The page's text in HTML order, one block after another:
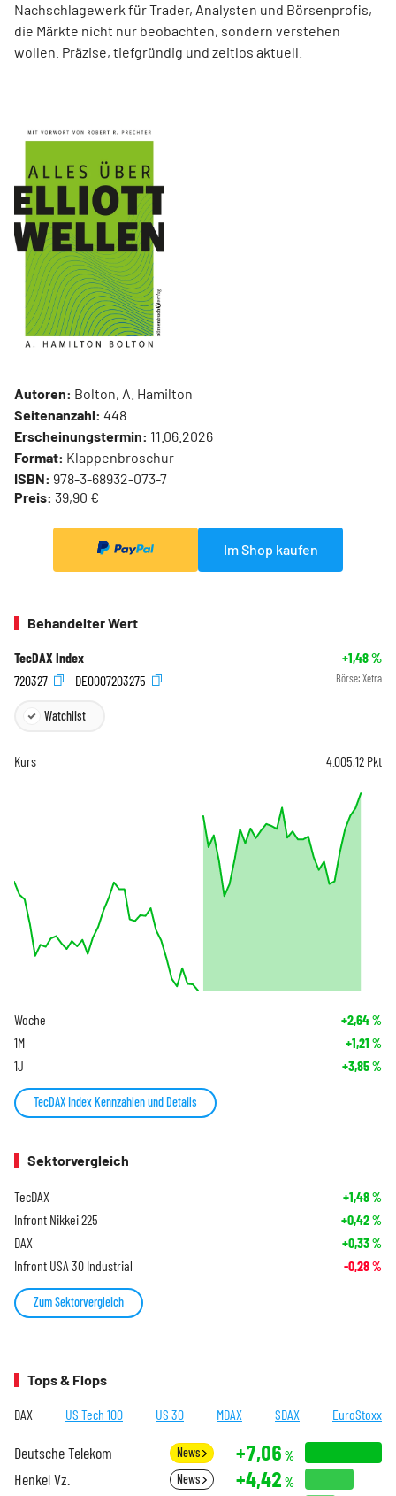
Nachschlagewerk für Trader, Analysten und Börsenprofis,
die Märkte nicht nur beobachten, sondern verstehen
wollen. Präzise, tiefgründig und zeitlos aktuell.
Autoren: Bolton, A. Hamilton
Seitenanzahl: 448
Erscheinungstermin: 11.06.2026
Format: Klappenbroschur
ISBN: 978-3-68932-073-7
Preis: 39,90 €
Im Shop kaufen
Behandelter Wert
TecDAX Index +1,48%
720327
DE0007203275 Börse: Xetra
Watchlist
Kurs 4.005,12 Pkt
Woche +2,64%
1M +1,21 %
1J +3,85%
TecDAX Index Kennzahlen und Details
Sektorvergleich
TecDAX +1,48%
Infront Nikkei 225 +0,42%
DAX +0,33%
Infront USA 30 Industrial -0,28%
Zum Sektorvergleich
Tops & Flops
DAX US Tech 100 US 30 MDAX SDAX EuroStoxx
Deutsche Telekom News +7,06 %
Henkel Vz. News +4,42 %